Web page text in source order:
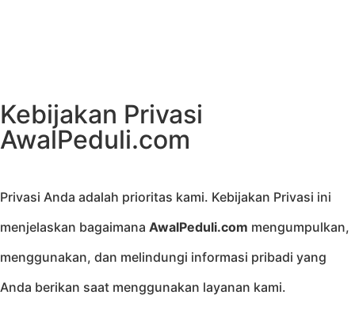
Kebijakan Privasi
AwalPeduli.com
Privasi Anda adalah prioritas kami. Kebijakan Privasi ini
menjelaskan bagaimana AwalPeduli.com mengumpulkan,
menggunakan, dan melindungi informasi pribadi yang
Anda berikan saat menggunakan layanan kami.